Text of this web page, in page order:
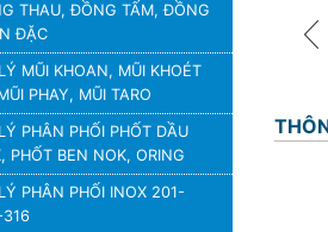
THAU, ĐỒNG TẤM, ĐỒNG
ĐẶC
MŨI KHOAN, MŨI KHOÉT
PHAY, MŨI TARO
PHÂN PHỐI PHỐT DẦU
PHỐT BEN NOK, ORING
PHÂN PHỐI INOX 201-